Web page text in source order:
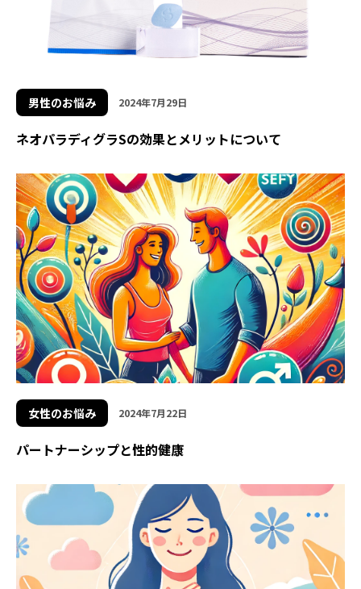
男性のお悩み 2024年7月29日
ネオパラディグラSの効果とメリットについて
女性のお悩み 2024年7月22日
パートナーシップと性的健康